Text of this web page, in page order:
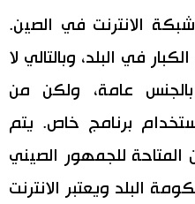
الانترنت في الصين.
في البلد، وبالتالي لا
عامة، ولكن من
برنامج خاص. يتم
المتاحة للجمهور الصيني
البلد ويعتبر الانترنت